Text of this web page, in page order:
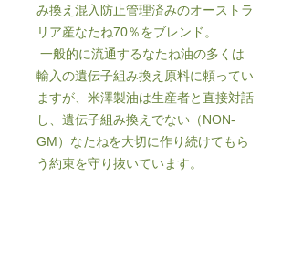
み換え混入防止管理済みのオーストラ
リア産なたね70％をブレンド。
一般的に流通するなたね油の多くは
輸入の遺伝子組み換え原料に頼ってい
ますが、米澤製油は生産者と直接対話
し、遺伝子組み換えでない（NON-
GM）なたねを大切に作り続けてもら
う約束を守り抜いています。